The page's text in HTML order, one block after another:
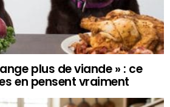
plus de viande » : ce
en pensent vraiment